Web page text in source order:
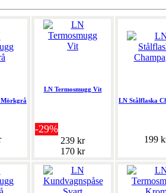
Mörkgrå
LN Termosmugg Vit
-29%
239 kr
170 kr
LN Stålflaska
199